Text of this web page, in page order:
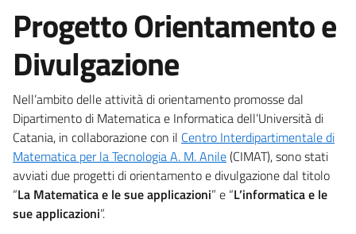
Progetto Orientamento e
Divulgazione
Nell’ambito delle attività di orientamento promosse dal
Dipartimento di Matematica e Informatica dell’Università di
Catania, in collaborazione con il Centro Interdipartimentale di
Matematica per la Tecnologia A. M. Anile(CIMAT), sono stati
avviati due progetti di orientamento e divulgazione dal titolo
“La Matematica e le sue applicazioni” e “L’informatica e le
sue applicazioni”.